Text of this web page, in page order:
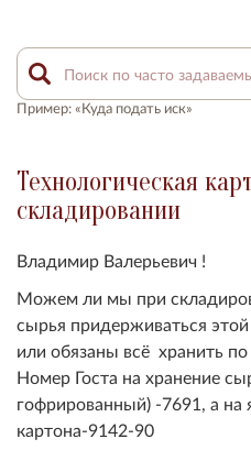
Пример: «Куда подать иск»
Технологическая
складировании
Владимир Валерьевич !
Можем ли мы при
сырья придерживаться
или обязаны всё хранить по
Номер Госта на хранение
гофрированный) -7691, а на
картона-9142-90